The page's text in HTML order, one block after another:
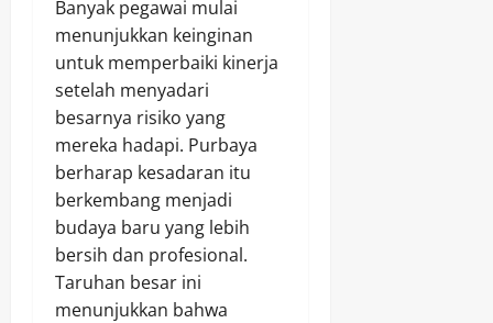
Banyak pegawai mulai
menunjukkan keinginan
untuk memperbaiki kinerja
setelah menyadari
besarnya risiko yang
mereka hadapi. Purbaya
berharap kesadaran itu
berkembang menjadi
budaya baru yang lebih
bersih dan profesional.
Taruhan besar ini
menunjukkan bahwa